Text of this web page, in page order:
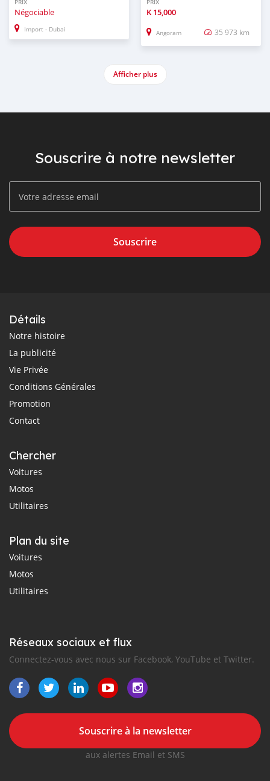
PRIX
Négociable
Import - Dubai
PRIX
K 15,000
Angoram 35 973 km
Afficher plus
Souscrire à notre newsletter
Souscrire
Détails
Notre histoire
La publicité
Vie Privée
Conditions Générales
Promotion
Contact
Chercher
Voitures
Motos
Utilitaires
Plan du site
Voitures
Motos
Utilitaires
Réseaux sociaux et flux
Connectez-vous avec nous sur Facebook, YouTube et Twitter.
Souscrire à la newsletter
aux alertes Email et SMS